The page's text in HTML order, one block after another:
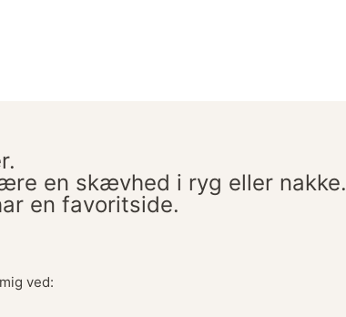
en skævhed i ryg eller nakke.
en favoritside.
ved: